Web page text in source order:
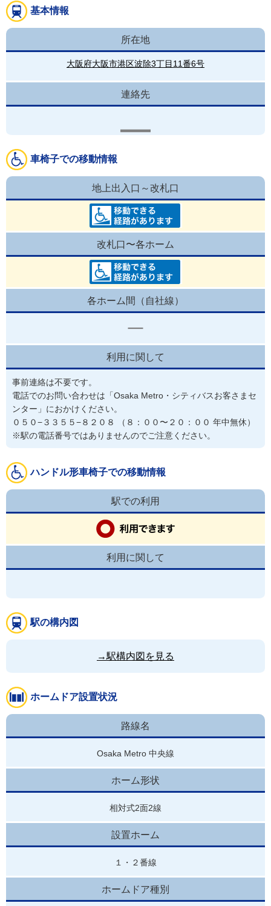
基本情報
所在地
大阪府大阪市港区波除3丁目11番6号
連絡先
車椅子での移動情報
地上出入口～改札口
改札口〜各ホーム
各ホーム間（自社線）
利用に関して
事前連絡は不要です。
電話でのお問い合わせは「Osaka Metro・シティバスお客さまセ
ンター」におかけください。
０５０−３３５５−８２０８ （８：００〜２０：００ 年中無休）
※駅の電話番号ではありませんのでご注意ください。
ハンドル形車椅子での移動情報
駅での利用
利用に関して
駅の構内図
→駅構内図を見る
ホームドア設置状況
路線名
Osaka Metro 中央線
ホーム形状
相対式2面2線
設置ホーム
１・２番線
ホームドア種別